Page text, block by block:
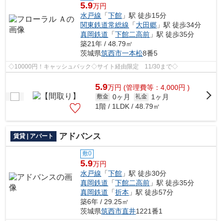
5.9万円
水戸線 「下館 」駅 徒歩15分
関東鉄道常総線 「大田郷 」駅 徒歩34分
真岡鉄道 「下館二高前 」駅 徒歩35分
築21年 / 48.79㎡
茨城県筑西市一本松8番5
◇10000円！キャッシュバック◇サイト経由限定 11/30まで◇
5.9万円 (管理費等：4,000円 )
敷金 0ヶ月 礼金
1ヶ月
1階 / 1LDK / 48.79㎡
賃貸 | アパート アドバンス
敷0
5.9万円
水戸線 「下館 」駅 徒歩30分
真岡鉄道 「下館二高前 」駅 徒歩35分
真岡鉄道 「折本 」駅 徒歩57分
築6年 / 29.25㎡
茨城県筑西市直井1221番1